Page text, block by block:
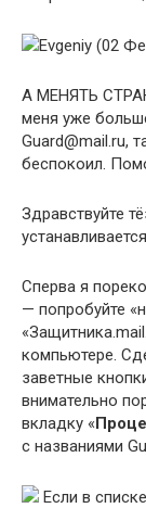
Evgeniy (02
А МЕНЯТЬ
меня уже
Guard@mail.ru,
беспокоил.
Здравствуйте
Сперва я
— попробуйте
компьютере.
заветные
внимательно
вкладку «
с названиями
Если в